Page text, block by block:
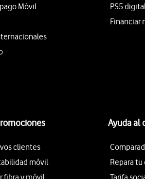
Móvil
PS5
Financiar
clientes
móvil
fibra y móvil
Ayuda al
Repara
Tarifa